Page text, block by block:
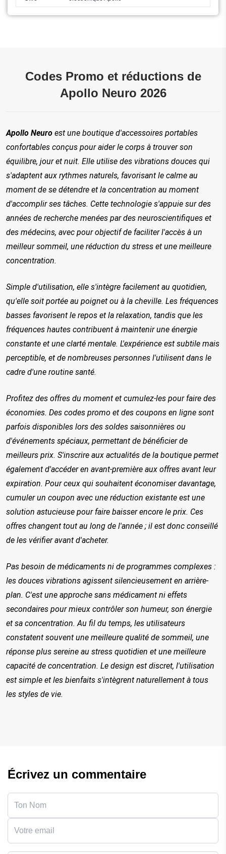
Codes Promo et réductions de
Apollo Neuro 2026
Apollo Neuro est une boutique d'accessoires portables
confortables conçus pour aider le corps à trouver son
équilibre, jour et nuit. Elle utilise des vibrations douces qui
s'adaptent aux rythmes naturels, favorisant le calme au
moment de se détendre et la concentration au moment
d'accomplir ses tâches. Cette technologie s'appuie sur des
années de recherche menées par des neuroscientifiques et
des médecins, avec pour objectif de faciliter l'accès à un
meilleur sommeil, une réduction du stress et une meilleure
concentration.
Simple d'utilisation, elle s'intègre facilement au quotidien,
qu'elle soit portée au poignet ou à la cheville. Les fréquences
basses favorisent le repos et la relaxation, tandis que les
fréquences hautes contribuent à maintenir une énergie
constante et une clarté mentale. L'expérience est subtile mais
perceptible, et de nombreuses personnes l'utilisent dans le
cadre d'une routine santé.
Profitez des offres du moment et cumulez-les pour faire des
économies. Des codes promo et des coupons en ligne sont
parfois disponibles lors des soldes saisonnières ou
d'événements spéciaux, permettant de bénéficier de
meilleurs prix. S'inscrire aux actualités de la boutique permet
également d'accéder en avant-première aux offres avant leur
expiration. Pour ceux qui souhaitent économiser davantage,
cumuler un coupon avec une réduction existante est une
solution astucieuse pour faire baisser encore le prix. Ces
offres changent tout au long de l'année ; il est donc conseillé
de les vérifier avant d'acheter.
Pas besoin de médicaments ni de programmes complexes :
les douces vibrations agissent silencieusement en arrière-
plan. C'est une approche sans médicament ni effets
secondaires pour mieux contrôler son humeur, son énergie
et sa concentration. Au fil du temps, les utilisateurs
constatent souvent une meilleure qualité de sommeil, une
réponse plus sereine au stress quotidien et une meilleure
capacité de concentration. Le design est discret, l'utilisation
est simple et les bienfaits s'intègrent naturellement à tous
les styles de vie.
Écrivez un commentaire